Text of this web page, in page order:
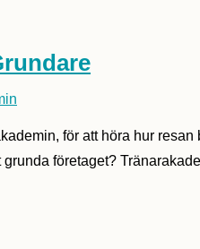
för att höra hur
företaget?